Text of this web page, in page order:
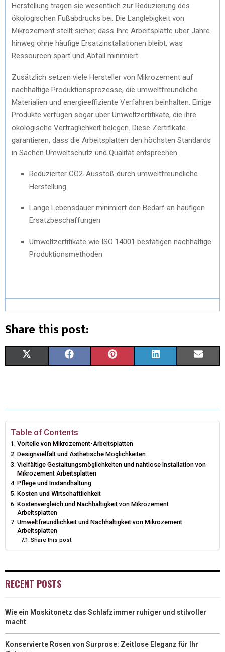
Herstellung tragen sie wesentlich zur Reduzierung des
ökologischen Fußabdrucks bei. Die Langlebigkeit von
Mikrozement stellt sicher, dass Ihre Arbeitsplatte über Jahre
hinweg ohne häufige Ersatzinstallationen bleibt, was
Ressourcen spart und Abfall minimiert.
Zusätzlich setzen viele Hersteller von Mikrozement auf
nachhaltige Produktionsprozesse, die umweltfreundliche
Materialien und energieeffiziente Verfahren beinhalten. Einige
Produkte verfügen sogar über Umweltzertifikate, die ihre
ökologische Verträglichkeit belegen. Diese Zertifikate
garantieren, dass die Arbeitsplatten den höchsten Standards
in Sachen Umweltschutz und Qualität entsprechen.
Reduzierter CO2-Ausstoß durch umweltfreundliche
Herstellung
Lange Lebensdauer minimiert den Bedarf an häufigen
Ersatzbeschaffungen
Umweltzertifikate wie ISO 14001 bestätigen nachhaltige
Produktionsmethoden
Share this post:
W
T
T
E
R
)
E
O
O
K
T
R
E
T
K
I
I
Table of Contents
Vorteile von Mikrozement-Arbeitsplatten
Designvielfalt und Ästhetische Möglichkeiten
Vielfältige Gestaltungsmöglichkeiten und nahtlose Installation von
Mikrozement Arbeitsplatten
Pflege und Instandhaltung
Kosten und Wirtschaftlichkeit
Kostenvergleich und Nachhaltigkeit von Mikrozement
Arbeitsplatten
Umweltfreundlichkeit und Nachhaltigkeit von Mikrozement
Arbeitsplatten
Share this post:
RECENT POSTS
Wie ein Moskitonetz das Schlafzimmer ruhiger und stilvoller
macht
Konservierte Rosen von Surprose: Zeitlose Eleganz für Ihr